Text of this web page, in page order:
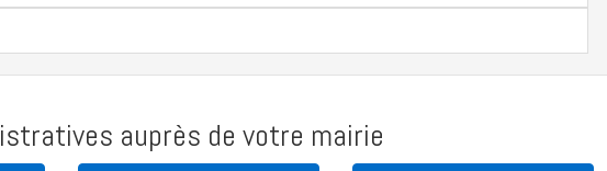
auprès de votre mairie